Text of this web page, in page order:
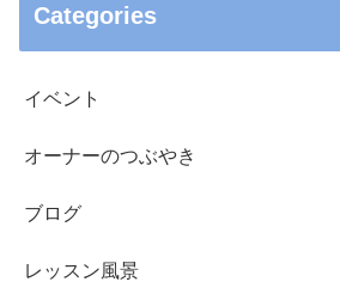
Categories
イベント
オーナーのつぶやき
ブログ
レッスン風景